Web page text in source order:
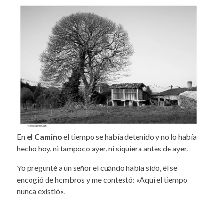
En el Camino el tiempo se había detenido y no lo había
hecho hoy, ni tampoco ayer, ni siquiera antes de ayer.
Yo pregunté a un señor el cuándo había sido, él se
encogió de hombros y me contestó: «Aquí el tiempo
nunca existió».